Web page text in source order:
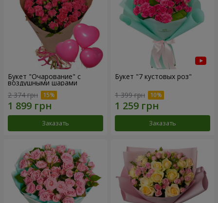
Букет "Очарование" с
воздушными шарами
2 374 грн
Заказать
Букет "7 кустовых роз"
1 399 грн
Заказать